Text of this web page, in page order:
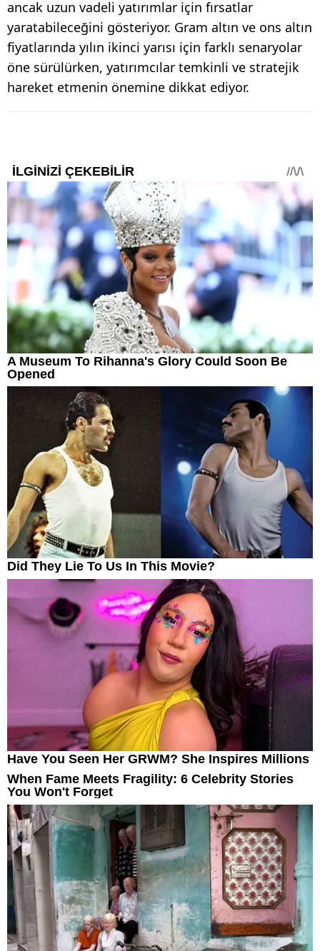
ancak uzun vadeli yatırımlar için fırsatlar
yaratabileceğini gösteriyor. Gram altın ve ons altın
fiyatlarında yılın ikinci yarısı için farklı senaryolar
öne sürülürken, yatırımcılar temkinli ve stratejik
hareket etmenin önemine dikkat ediyor.